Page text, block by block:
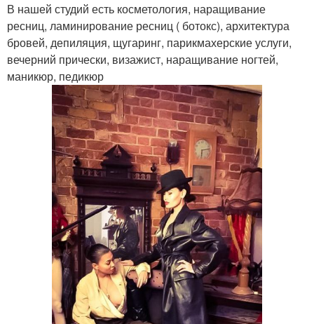
В нашей студий есть косметология, наращивание
ресниц, ламинирование ресниц ( ботокс), архитектура
бровей, депиляция, щугаринг, парикмахерские услуги,
вечерний прически, визажист, наращивание ногтей,
маникюр, педикюр